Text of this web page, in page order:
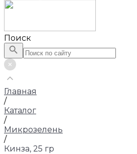
Поиск
Главная
/
Каталог
/
Микрозелень
/
Кинза, 25 гр